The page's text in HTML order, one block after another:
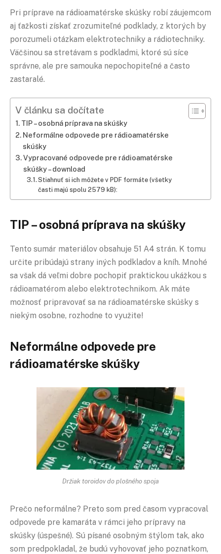
Pri príprave na rádioamatérske skúšky robí záujemcom
aj ťažkosti získať zrozumiteľné podklady, z ktorých by
porozumeli otázkam elektrotechniky a rádiotechniky.
Väčšinou sa stretávam s podkladmi, ktoré sú síce
správne, ale pre samouka nepochopiteľné a často
zastaralé.
V článku sa dočítate
TIP – osobná príprava na skúšky
Neformálne odpovede pre rádioamatérske
skúšky
Vypracované odpovede pre rádioamatérske
skúšky – download
Stiahnuť si ich môžete v PDF formáte (všetky
časti majú spolu 2579 kB):
TIP – osobná príprava na skúšky
Tento sumár materiálov obsahuje 51 A4 strán. K tomu
určite pribúdajú strany iných podkladov a kníh. Mnohé
sa však dá veľmi dobre pochopiť praktickou ukážkou s
rádioamatérom alebo elektrotechnikom. Ak máte
možnosť pripravovať sa na rádioamatérske skúšky s
niekým osobne, rozhodne to využite!
Neformálne odpovede pre
rádioamatérske skúšky
Držiak toroidov do plošného spoja
Prečo neformálne? Preto som pred časom vypracoval
odpovede pre kamaráta v rámci jeho prípravy na
skúšky (úspešné). Sú písané osobným štýlom tak, ako
som predpokladal, že budú vyhovovať jeho poznatkom,